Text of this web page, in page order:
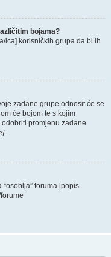
bojama?
ica] korisničkih grupa da bi ih
zadane grupe odnosit će se
će bojom te s kojim
promjenu zadane
.
foruma [popis